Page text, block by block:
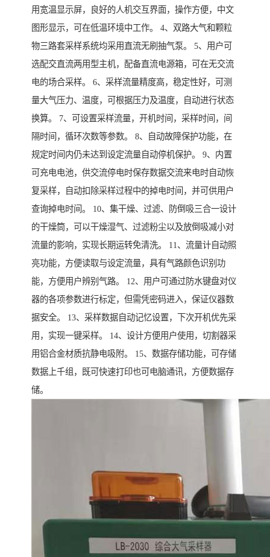
用宽温显示屏，良好的人机交互界面，操作方便，中文
图形显示，可在低温环境中工作。 4、双路大气和颗粒
物三路套采样系统均采用直流无刷抽气泵。 5、用户可
选配交直流两用型主机，配备直流电源箱，可在无交流
电的场合采样。 6、采样流量精度高，稳定性好，可测
量大气压力、温度，可根据压力及温度，自动进行状态
换算。 7、可设置采样流量，开机时间，采样时间，间
隔时间，循环次数等参数。 8、自动故障保护功能，在
规定时间内仍未达到设定流量自动停机保护。 9、内置
可充电电池，供交流停电时保存数据交流来电时自动恢
复采样，自动扣除采样过程中的掉电时间，并可供用户
查询掉电时间。 10、集干燥、过滤、防倒吸三合一设计
的干燥筒，可以干燥湿气、过滤粉尘以及放倒吸减小对
流量的影响，实现长期运转免清洗。 11、流量计自动照
亮功能，方便读取与设定流量，具有气路颜色识别功
能，方便用户辨别气路。 12、用户可通过防水键盘对仪
器的各项参数进行标定，但需凭密码进入，保证仪器数
据安全。 13、采样数据自动记忆设置，下次开机优先采
用，实现一键采样。 14、设计方便用户使用，切割器采
用铝合金材质抗静电吸附。 15、数据存储功能，可存储
数据上千组，既可快速打印也可电脑通讯，方便数据存
储。